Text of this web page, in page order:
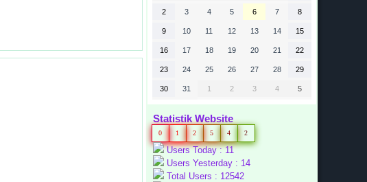
2 3 4 5 6 7 8
9 10 11 12 13 14 15
16 17 18 19 20 21 22
23 24 25 26 27 28 29
30 31 1 2 3 4 5
Statistik Website
0 1 2 5 4 2
Users Today : 11
Users Yesterday : 14
Total Users : 12542